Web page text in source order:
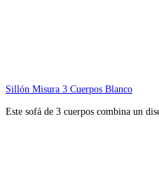
Sillón Misura 3 Cuerpos Blanco
Este sofá de 3 cuerpos combina un